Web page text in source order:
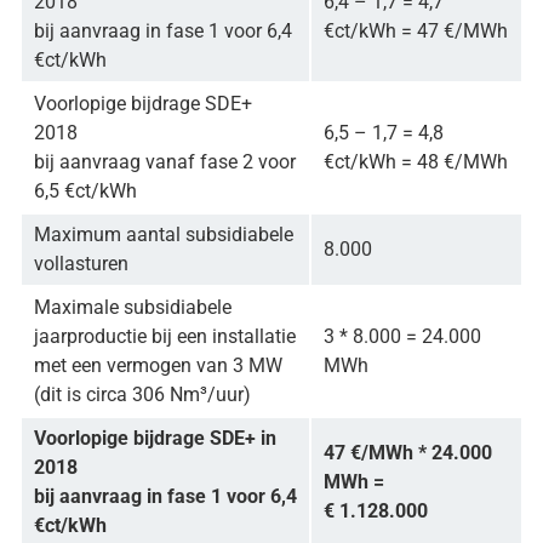
bij aanvraag in fase 1 voor 6,4
€ct/kWh
€ct/kWh = 47 €/MWh
Voorlopige bijdrage SDE+
2018
bij aanvraag vanaf fase 2 voor
6,5 €ct/kWh
6,5 – 1,7 = 4,8
€ct/kWh = 48 €/MWh
Maximum aantal subsidiabele
vollasturen
8.000
Maximale subsidiabele
jaarproductie bij een installatie
met een vermogen van 3 MW
(dit is circa 306 Nm³/uur)
3 * 8.000 = 24.000
MWh
Voorlopige bijdrage SDE+ in
2018
bij aanvraag in fase 1 voor 6,4
€ct/kWh
47 €/MWh * 24.000
MWh =
€ 1.128.000